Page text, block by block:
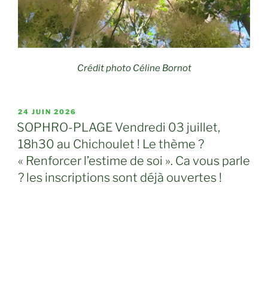
Crédit photo Céline Bornot
PUBLIÉ
LE
24 JUIN 2026
SOPHRO-PLAGE Vendredi 03 juillet,
18h30 au Chichoulet ! Le thème ?
« Renforcer l’estime de soi ». Ca vous parle
? les inscriptions sont déjà ouvertes !